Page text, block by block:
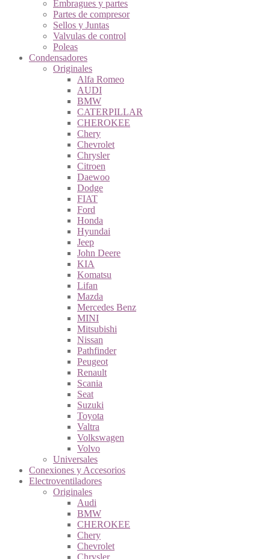
Embragues y partes
Partes de compresor
Sellos y Juntas
Valvulas de control
Poleas
Condensadores
Originales
Alfa Romeo
AUDI
BMW
CATERPILLAR
CHEROKEE
Chery
Chevrolet
Chrysler
Citroen
Daewoo
Dodge
FIAT
Ford
Honda
Hyundai
Jeep
John Deere
KIA
Komatsu
Lifan
Mazda
Mercedes Benz
MINI
Mitsubishi
Nissan
Pathfinder
Peugeot
Renault
Scania
Seat
Suzuki
Toyota
Valtra
Volkswagen
Volvo
Universales
Conexiones y Accesorios
Electroventiladores
Originales
Audi
BMW
CHEROKEE
Chery
Chevrolet
Chrysler